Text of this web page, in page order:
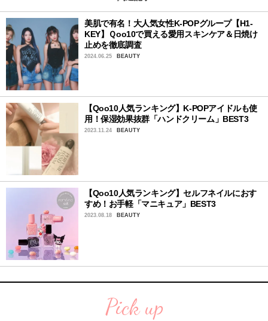
美肌で有名！大人気女性K-POPグループ【H1-
KEY】Ｑoo10で買える愛用スキンケア＆日焼け
止めを徹底調査
2024.06.25 BEAUTY
【Qoo10人気ランキング】K-POPアイドルも使
用！保湿効果抜群「ハンドクリーム」BEST3
2023.11.24 BEAUTY
【Qoo10人気ランキング】セルフネイルにおす
すめ！お手軽「マニキュア」BEST3
2023.08.18 BEAUTY
Pick up